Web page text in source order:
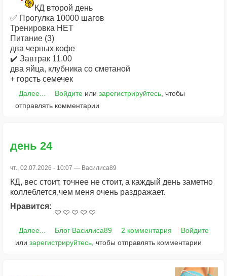
КД второй день
✅ Прогулка 10000 шагов
Тренировка НЕТ
Питание (3)
два черных кофе
✔️ Завтрак 11.00
два яйца, клубника со сметаной
+ горсть семечек
Далее... Войдитеили зарегистрируйтесь, чтобы
отправлять комментарии
день 24
чт., 02.07.2026 - 10:07 — Василиса89
КД, вес стоит, точнее не стоит, а каждый день заметно
коллеблется,чем меня очень раздражает.
Нравится:
Далее... Блог Василиса89 2 комментария
Войдите
или зарегистрируйтесь, чтобы отправлять комментарии